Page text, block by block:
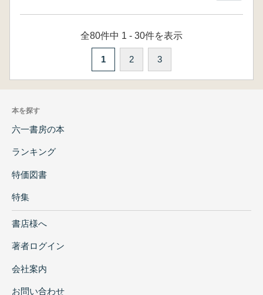
全80件中 1 - 30件を表示
1 2 3
本を探す
六一書房の本
ランキング
特価図書
特集
書店様へ
著者ログイン
会社案内
お問い合わせ